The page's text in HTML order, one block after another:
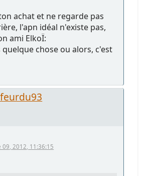
achat et ne regarde pas
l'apn idéal n'existe pas,
ami ElkoÏ:
chose ou alors, c'est
09, 2012, 11:36:15